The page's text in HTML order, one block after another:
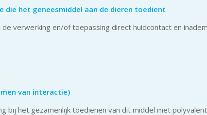
die het geneesmiddel aan de dieren toedient
verwerking en/of toepassing direct huidcontact en
van interactie)
het gezamenlijk toedienen van dit middel met